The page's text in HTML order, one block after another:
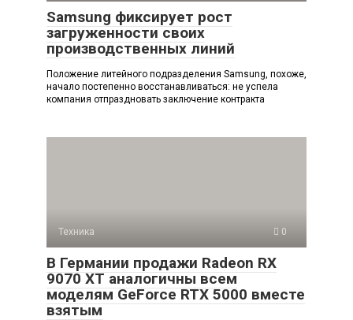
Samsung фиксирует рост
загруженности своих
производственных линий
Положение литейного подразделения Samsung, похоже,
начало постепенно восстанавливаться: не успела
компания отпраздновать заключение контракта
Техника 0
В Германии продажи Radeon RX
9070 XT аналогичны всем
моделям GeForce RTX 5000 вместе
взятым